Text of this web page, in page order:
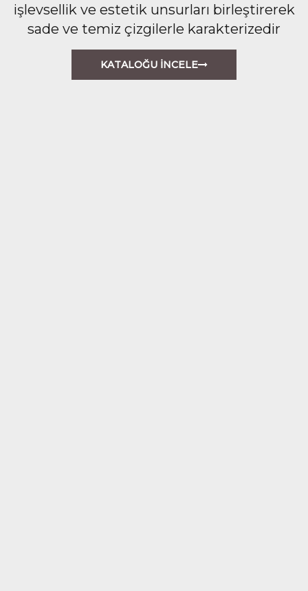
işlevsellik ve estetik unsurları birleştirerek
sade ve temiz çizgilerle karakterizedir
KATALOĞU İNCELE